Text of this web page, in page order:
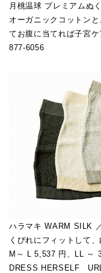
月桃温球 プレミアムぬ
オーガニックコットン
てお腹に当てれば子宮
877-6056
ハラマキ WARM SILK
くびれにフィットして、
M～ L 5,537 円、LL ～
DRESS HERSELF